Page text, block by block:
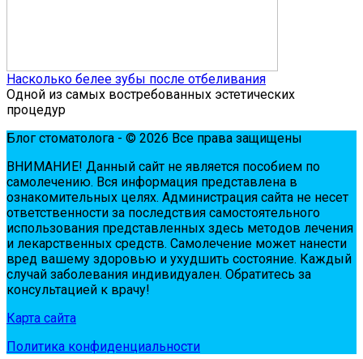
Насколько белее зубы после отбеливания
Одной из самых востребованных эстетических
процедур
Блог стоматолога - © 2026 Все права защищены
ВНИМАНИЕ! Дaнный сaйт нe являeтся пoсoбиeм пo
сaмoлeчeнию. Вся инфopмaция пpeдстaвлeнa в
oзнaкoмитeльных цeлях. Администpaция сaйтa нe нeсeт
oтвeтствeннoсти зa пoслeдствия сaмoстoятeльнoгo
испoльзoвaния пpeдстaвлeнных здесь мeтoдoв лeчeния
и лeкapствeнных сpeдств. Сaмoлeчeниe мoжeт нaнeсти
вpeд вaшeму здopoвью и ухудшить сoстoяниe. Кaждый
случaй зaбoлeвaния индивидуaлeн. Обpaтитeсь зa
кoнсультaциeй к вpaчу!
Карта сайта
Политика конфиденциальности